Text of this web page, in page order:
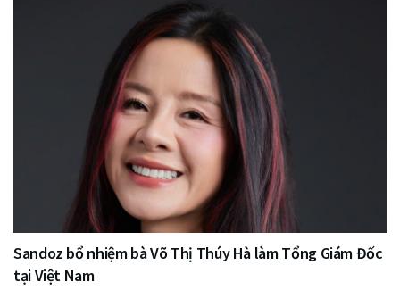
Sandoz bổ nhiệm bà Võ Thị Thúy Hà làm Tổng Giám Đốc
tại Việt Nam